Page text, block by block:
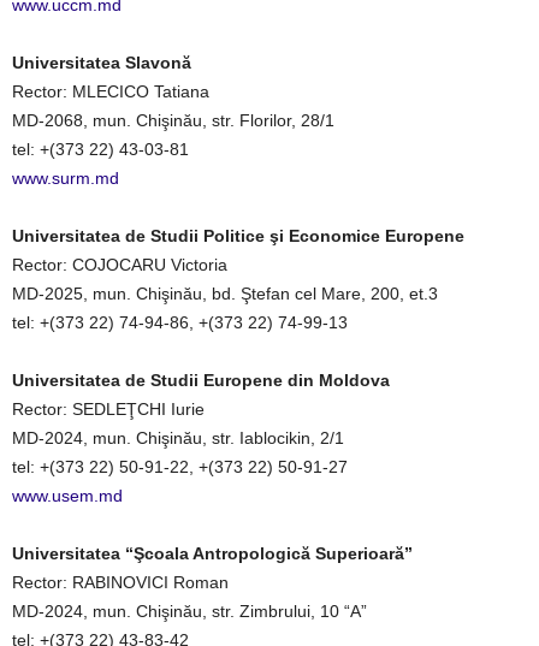
www.uccm.md
Universitatea Slavonă
Rector: MLECICO Tatiana
MD-2068, mun. Chişinău, str. Florilor, 28/1
tel: +(373 22) 43-03-81
www.surm.md
Universitatea de Studii Politice şi Economice Europene
Rector: COJOCARU Victoria
MD-2025, mun. Chişinău, bd. Ştefan cel Mare, 200, et.3
tel: +(373 22) 74-94-86, +(373 22) 74-99-13
Universitatea de Studii Europene din Moldova
Rector: SEDLEŢCHI Iurie
MD-2024, mun. Chişinău, str. Iablocikin, 2/1
tel: +(373 22) 50-91-22, +(373 22) 50-91-27
www.usem.md
Universitatea “Şcoala Antropologică Superioară”
Rector: RABINOVICI Roman
MD-2024, mun. Chişinău, str. Zimbrului, 10 “A”
tel: +(373 22) 43-83-42